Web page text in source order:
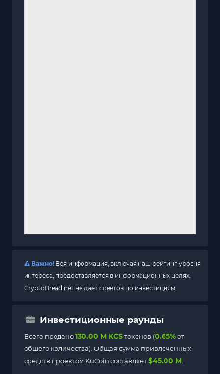
Важно! Вся информация, включая наш рейтинг уровня
интереса, предоставляется в информационных целях.
CryptoBread.net не дает советов по инвестициям.
Инвестиционные раунды
Всего продано130.00 M KCSтокенов (0.65%от
общего количества). Общая сумма привлеченных
средств проектом KuCoin составляет$45.00 M